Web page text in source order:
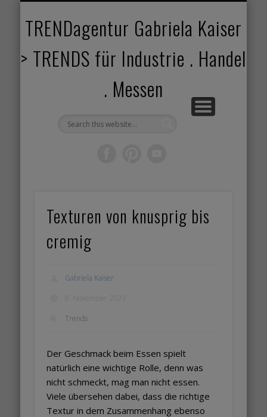
TRENDagentur Gabriela Kaiser
> TRENDS für Industrie . Handel
. Messen
Texturen von knusprig bis
cremig
Gabriela Kaiser
Trends
Der Geschmack beim Essen spielt
natürlich eine wichtige Rolle, denn was
nicht schmeckt, mag man nicht essen.
Viele übersehen dabei, dass die richtige
Textur in dem Zusammenhang ebenso